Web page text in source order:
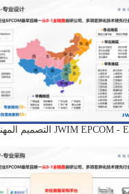
JWIM EPCOM - E التصميم المهني